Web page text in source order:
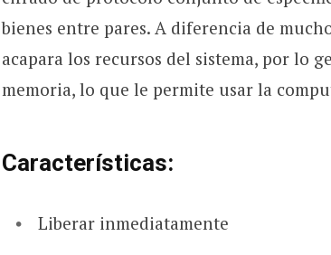
bienes entre pares. A diferencia de
acapara los recursos del sistema, por lo
memoria, lo que le permite usar la
Características:
Liberar inmediatamente